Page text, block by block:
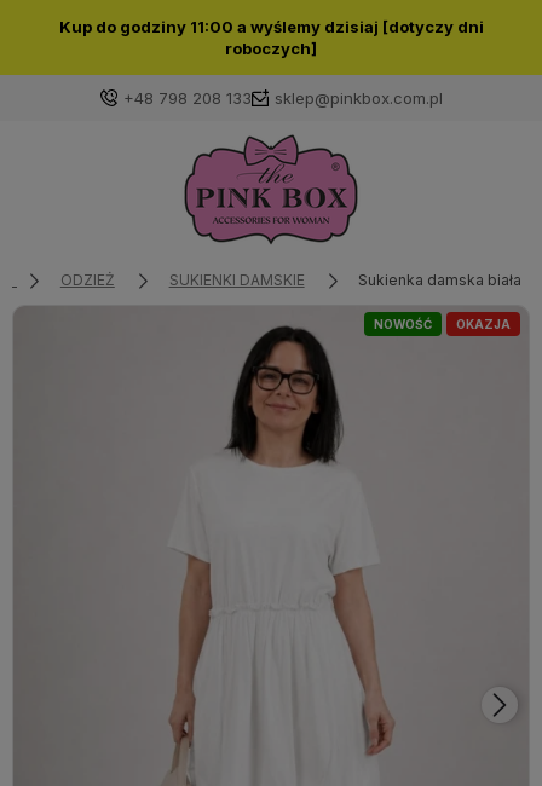
Kup do godziny 11:00 a wyślemy dzisiaj [dotyczy dni
roboczych]
+48 798 208 133 sklep@pinkbox.com.pl
Zaloguj się
Wybierz coś dla siebie z naszej aktualnej oferty lub
zaloguj się, aby przywrócić dodane produkty do listy
z poprzedniej sesji.
ODZIEŻ SUKIENKI DAMSKIE Sukienka damska biała
OKAZJA
NOWOŚĆ